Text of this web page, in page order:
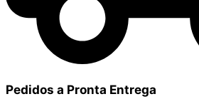
Pedidos a Pronta Entrega